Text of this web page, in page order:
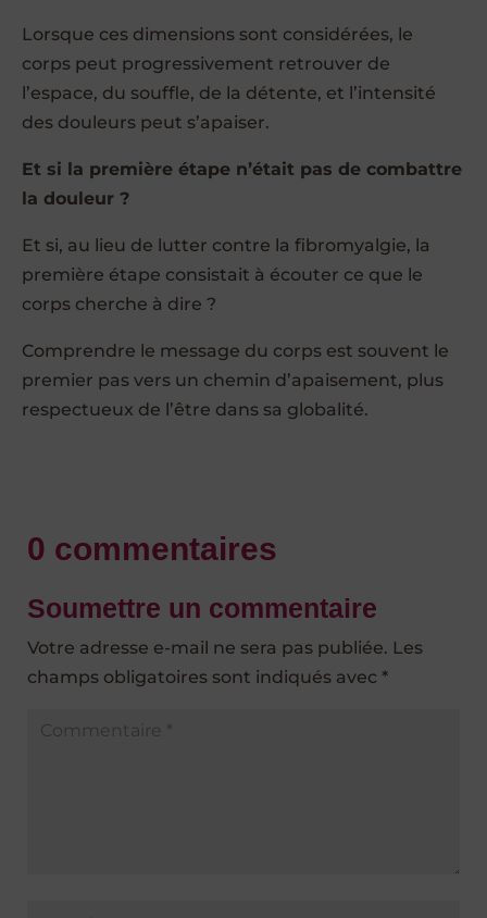
Lorsque ces dimensions sont considérées, le
corps peut progressivement retrouver de
l’espace, du souffle, de la détente, et l’intensité
des douleurs peut s’apaiser.
Et si la première étape n’était pas de combattre
la douleur ?
Et si, au lieu de lutter contre la fibromyalgie, la
première étape consistait à écouter ce que le
corps cherche à dire ?
Comprendre le message du corps est souvent le
premier pas vers un chemin d’apaisement, plus
respectueux de l’être dans sa globalité.
0 commentaires
Soumettre un commentaire
Votre adresse e-mail ne sera pas publiée. Les
champs obligatoires sont indiqués avec *